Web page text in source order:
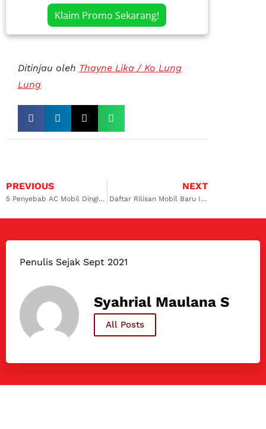
Klaim Promo Sekarang!
Ditinjau oleh Thayne Lika / Ko Lung
Lung
PREVIOUS
5 Penyebab AC Mobil Dingin Tapi Angin Kecil
NEXT
Daftar Rilisan Mobil Baru IIMS 2024 dari Konvensional sampai Listrik
Penulis Sejak Sept 2021
Syahrial Maulana S
All Posts